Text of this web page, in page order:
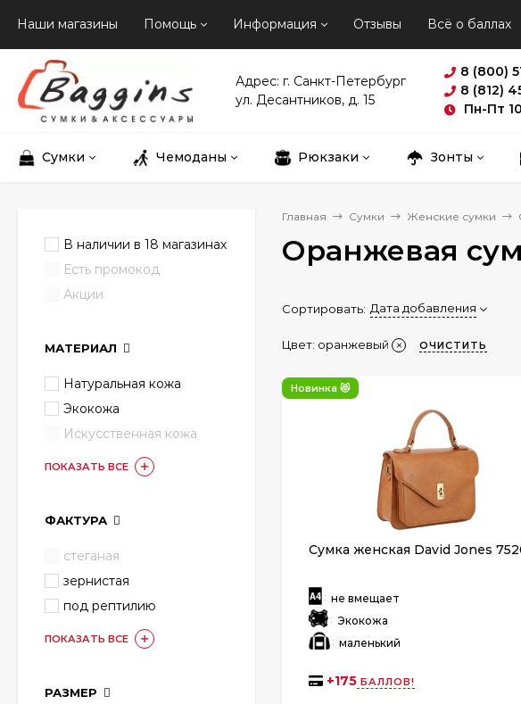
Наши магазины Помощь Информация Отзывы Всё о баллах
Адрес: г. Санкт-Петербург
ул. Десантников, д. 15
8 (800)
8 (812)
Пн-Пт
Сумки Чемоданы Рюкзаки Зонты
Главная Сумки Женские сумки
Оранжевая
Сортировать: Дата добавления
Цвет: оранжевый ОЧИСТИТЬ
Новинка 😻
Сумка женская David Jones
: не вмещает
: Экокожа
: маленький
+175 БАЛЛОВ!
В наличии в 18 магазинах
Есть промокод
Акции
МАТЕРИАЛ
Натуральная кожа
Экокожа
Искусственная кожа
ПОКАЗАТЬ ВСЕ
ФАКТУРА
стеганая
зернистая
под рептилию
ПОКАЗАТЬ ВСЕ
РАЗМЕР